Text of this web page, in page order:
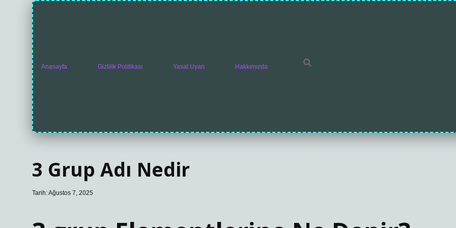
Anasayfa Gizlilik Politikası Yasal Uyarı Hakkımızda
3 Grup Adı Nedir
Tarih: Ağustos 7, 2025